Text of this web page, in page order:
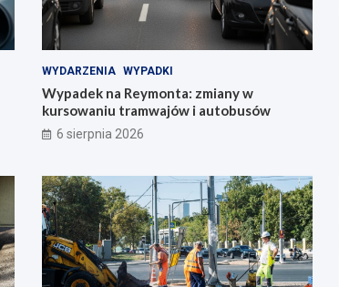
WYDARZENIA WYPADKI
Wypadek na Reymonta: zmiany w
kursowaniu tramwajów i autobusów
6 sierpnia 2026